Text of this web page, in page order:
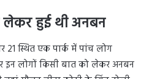
लेकर हुई थी अनबन
21 स्थित एक पार्क में पांच लोग
इन लोगों किसी बात को लेकर अनबन